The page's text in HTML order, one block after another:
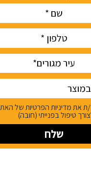
ת את מדיניות הפרטיות של
טיפול בפנייתי (חובה)